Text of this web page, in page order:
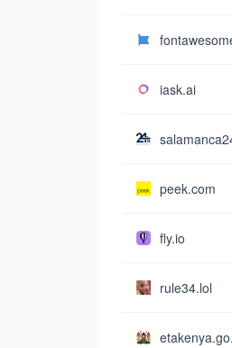
iask.ai
peek.com
fly.io
rule34.lol